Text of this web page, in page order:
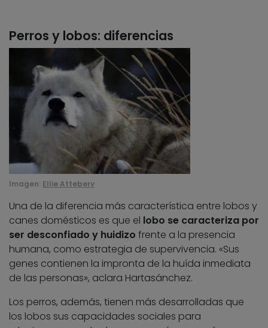
Perros y lobos: diferencias
Imagen: Ellie Attebery
Una de la diferencia más característica entre lobos y
canes domésticos es que el lobo se caracteriza por
ser desconfiado y huidizo frente a la presencia
humana, como estrategia de supervivencia. «Sus
genes contienen la impronta de la huída inmediata
de las personas», aclara Hartasánchez.
Los perros, además, tienen más desarrolladas que
los lobos sus capacidades sociales para